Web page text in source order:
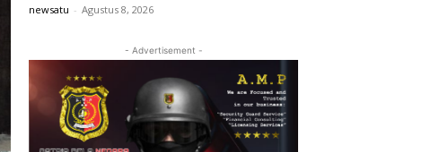
newsatu - Agustus 8, 2026
- Advertisement -